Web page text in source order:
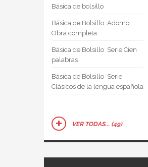
Básica de bolsillo
Básica de Bolsillo  Adorno.
Obra completa
Básica de Bolsillo  Serie Cien
palabras
Básica de Bolsillo  Serie
Clásicos de la lengua española
VER TODAS... (49)